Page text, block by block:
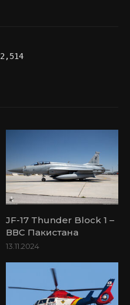
2,514
JF-17 Thunder Block 1 –
ВВС Пакистана
13.11.2024